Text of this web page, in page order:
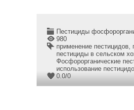
Пестициды
980
применение пестицидов,
пестициды в сельском
Фосфорорганические
использование
0.0/0